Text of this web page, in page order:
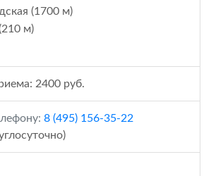
(1700 м)
м)
2400 руб.
8 (495) 156-35-22